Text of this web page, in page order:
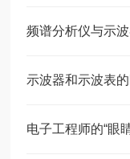
频谱分析仪与示
示波器和示波表的
电子工程师的“眼